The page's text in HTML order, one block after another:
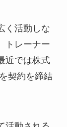
く活動しな
トレーナー
近では株式
契約を締結